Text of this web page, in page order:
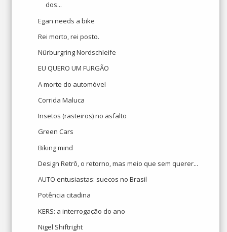
dos...
Egan needs a bike
Rei morto, rei posto.
Nürburgring Nordschleife
EU QUERO UM FURGÃO
A morte do automóvel
Corrida Maluca
Insetos (rasteiros) no asfalto
Green Cars
Biking mind
Design Retrô, o retorno, mas meio que sem querer...
AUTO entusiastas: suecos no Brasil
Potência citadina
KERS: a interrogação do ano
Nigel Shiftright